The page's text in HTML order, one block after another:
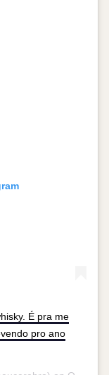
É pra me
pro ano